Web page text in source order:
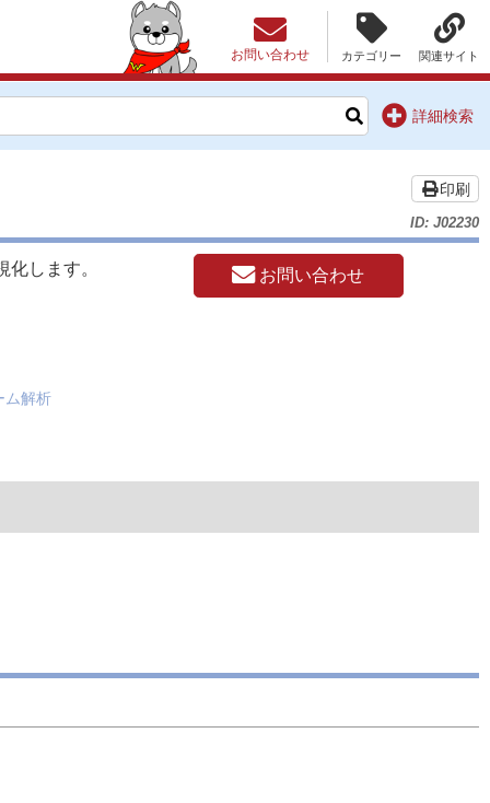
カテゴリー 関連サイト
お問い合わせ
詳細検索
ID: J02230
印刷
します。 お問い合わせ
ム解析